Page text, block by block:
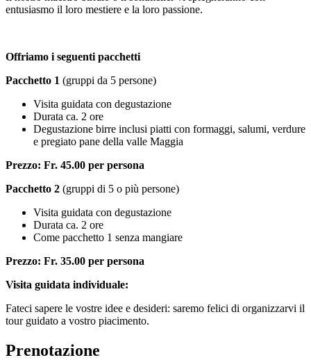
entusiasmo il loro mestiere e la loro passione.
Offriamo i seguenti pacchetti
Pacchetto 1 (gruppi da 5 persone)
Visita guidata con degustazione
Durata ca. 2 ore
Degustazione birre inclusi piatti con formaggi, salumi, verdure
e pregiato pane della valle Maggia
Prezzo: Fr. 45.00 per persona
Pacchetto 2 (gruppi di 5 o più persone)
Visita guidata con degustazione
Durata ca. 2 ore
Come pacchetto 1 senza mangiare
Prezzo: Fr. 35.00 per persona
Visita guidata individuale:
Fateci sapere le vostre idee e desideri: saremo felici di organizzarvi il
tour guidato a vostro piacimento.
Prenotazione